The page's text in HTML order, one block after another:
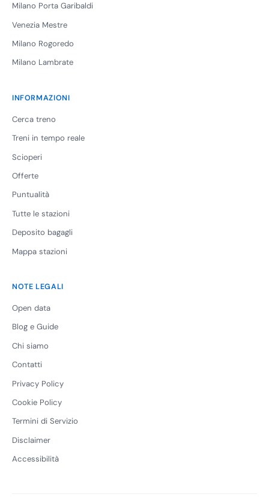
Milano Porta Garibaldi
Venezia Mestre
Milano Rogoredo
Milano Lambrate
INFORMAZIONI
Cerca treno
Treni in tempo reale
Scioperi
Offerte
Puntualità
Tutte le stazioni
Deposito bagagli
Mappa stazioni
NOTE LEGALI
Open data
Blog e Guide
Chi siamo
Contatti
Privacy Policy
Cookie Policy
Termini di Servizio
Disclaimer
Accessibilità